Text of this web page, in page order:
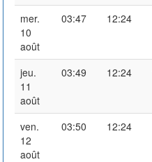
mer.
10
août
03:47 12:24
jeu.
11
août
03:49 12:24
ven.
12
août
03:50 12:24